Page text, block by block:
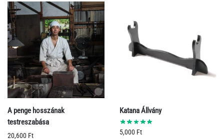
A penge hosszának
testreszabása
20,600 Ft
Katana Állvány
5,000 Ft